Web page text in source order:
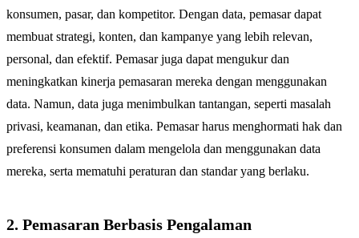
konsumen, pasar, dan kompetitor. Dengan data, pemasar dapat
membuat strategi, konten, dan kampanye yang lebih relevan,
personal, dan efektif. Pemasar juga dapat mengukur dan
meningkatkan kinerja pemasaran mereka dengan menggunakan
data. Namun, data juga menimbulkan tantangan, seperti masalah
privasi, keamanan, dan etika. Pemasar harus menghormati hak dan
preferensi konsumen dalam mengelola dan menggunakan data
mereka, serta mematuhi peraturan dan standar yang berlaku.
2. Pemasaran Berbasis Pengalaman